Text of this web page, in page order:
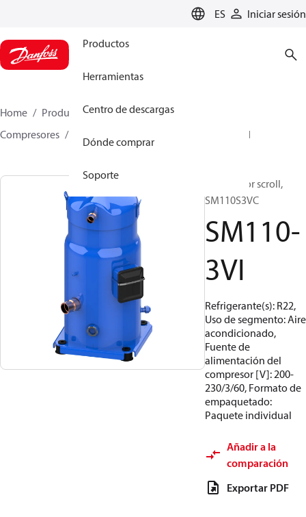
ES Iniciar sesión
Productos
Herramientas
Centro de descargas
Dónde comprar
Soporte
Home Productos
Climate Solutions for cooling
Compresores
SM110-3VI
Compresor scroll,
SM110S3VC
SM110-
3VI
Refrigerante(s): R22,
Uso de segmento: Aire
acondicionado,
Fuente de
alimentación del
compresor [V]: 200-
230/3/60, Formato de
empaquetado:
Paquete individual
Añadir a la
comparación
Exportar PDF